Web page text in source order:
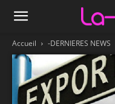
Accueil -DERNIERES NEWS